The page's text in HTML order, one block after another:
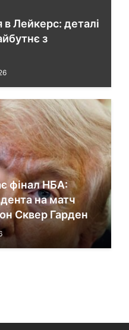
в Лейкерс: деталі
з
фінал НБА:
на матч
Сквер Гарден